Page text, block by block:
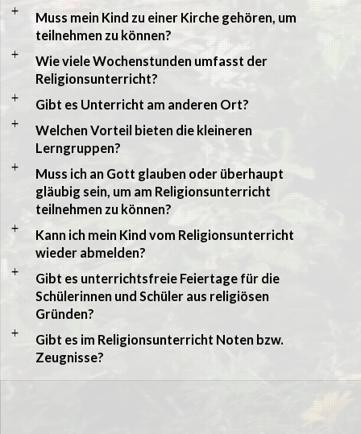
a
Muss mein Kind zu einer Kirche gehören, um
teilnehmen zu können?
a
Wie viele Wochenstunden umfasst der
Religionsunterricht?
a Gibt es Unterricht am anderen Ort?
a
Welchen Vorteil bieten die kleineren
Lerngruppen?
a
Muss ich an Gott glauben oder überhaupt
gläubig sein, um am Religionsunterricht
teilnehmen zu können?
a
Kann ich mein Kind vom Religionsunterricht
wieder abmelden?
a
Gibt es unterrichtsfreie Feiertage für die
Schülerinnen und Schüler aus religiösen
Gründen?
a
Gibt es im Religionsunterricht Noten bzw.
Zeugnisse?